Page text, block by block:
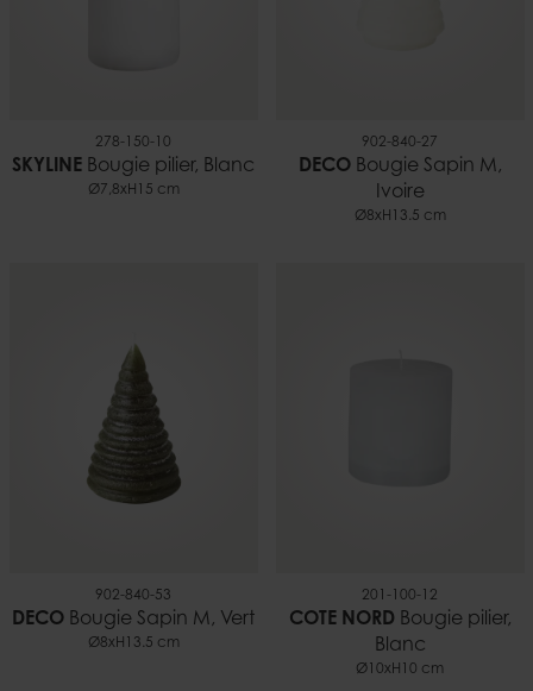
278-150-10
SKYLINE Bougie pilier, Blanc
Ø7,8xH15 cm
902-840-27
DECOBougie Sapin M,
Ivoire
Ø8xH13.5 cm
902-840-53
DECO Bougie Sapin M, Vert
Ø8xH13.5 cm
201-100-12
COTE NORD Bougie pilier,
Blanc
Ø10xH10 cm